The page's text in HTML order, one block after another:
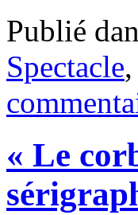
Publié
Spectacle,
« Le